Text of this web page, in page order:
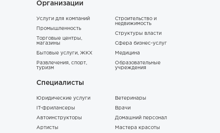
Организации
Услуги для компаний
Промышленность
Торговые центры,
магазины
Бытовые услуги, ЖКХ
Развлечения, спорт,
туризм
Строительство и
недвижимость
Структуры власти
Сфера бизнес-услуг
Медицина
Образовательные
учреждения
Специалисты
Юридические услуги
IT-фрилансеры
Автоинструкторы
Артисты
Ветеринары
Врачи
Домашний персонал
Мастера красоты